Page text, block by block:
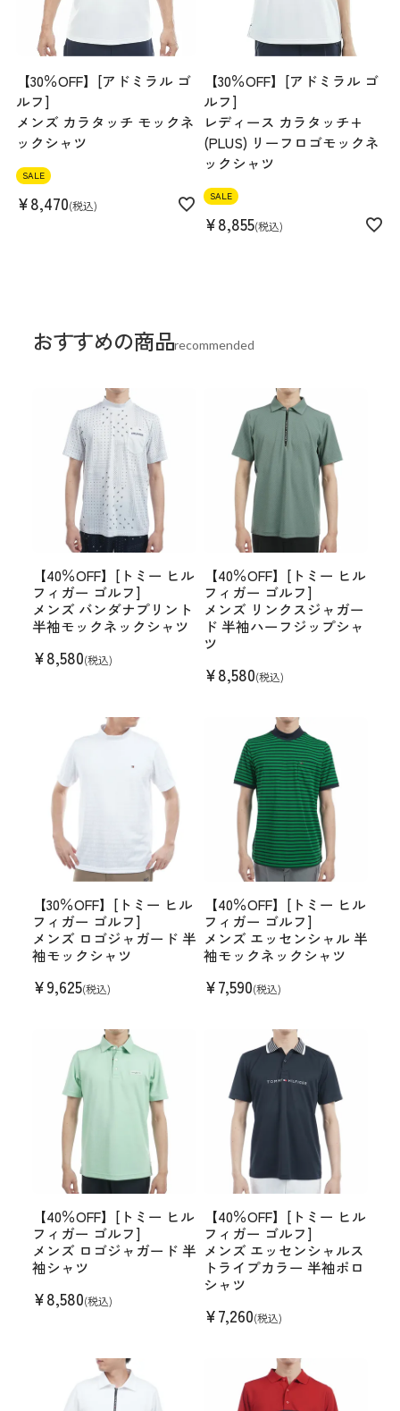
【30％OFF】[アドミラル ゴ
ルフ]
メンズ カラタッチ モックネ
ックシャツ
SALE
¥8,470 税込
【30％OFF】[アドミラル ゴ
ルフ]
レディース カラタッチ+
(PLUS) リーフロゴモックネ
ックシャツ
SALE
¥8,855 税込
おすすめの商品recommended
【40％OFF】[トミー ヒル
フィガー ゴルフ]
メンズ バンダナプリント
半袖モックネックシャツ
¥8,580(税込)
【40％OFF】[トミー ヒル
フィガー ゴルフ]
メンズ リンクスジャガー
ド 半袖ハーフジップシャ
ツ
¥8,580(税込)
【30％OFF】[トミー ヒル
フィガー ゴルフ]
メンズ ロゴジャガード 半
袖モックシャツ
¥9,625(税込)
【40％OFF】[トミー ヒル
フィガー ゴルフ]
メンズ エッセンシャル 半
袖モックネックシャツ
¥7,590(税込)
【40％OFF】[トミー ヒル
フィガー ゴルフ]
メンズ ロゴジャガード 半
袖シャツ
¥8,580(税込)
【40％OFF】[トミー ヒル
フィガー ゴルフ]
メンズ エッセンシャルス
トライプカラー 半袖ポロ
シャツ
¥7,260(税込)